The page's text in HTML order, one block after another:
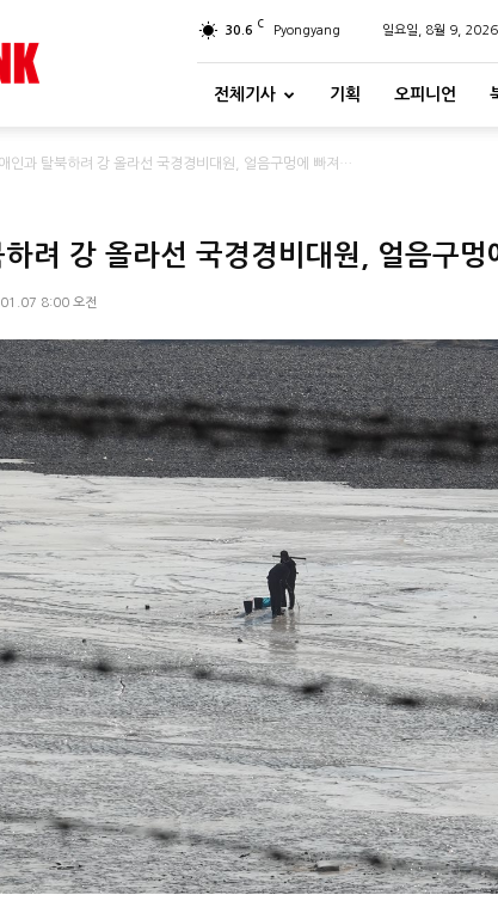
30.6 C Pyongyang 일요일, 8월 9, 2026
전체기사 기획 오피니언
애인과 탈북하려 강 올라선 국경경비대원, 얼음구멍에 빠져…
하려 강 올라선 국경경비대원, 얼음구
8:00 오전